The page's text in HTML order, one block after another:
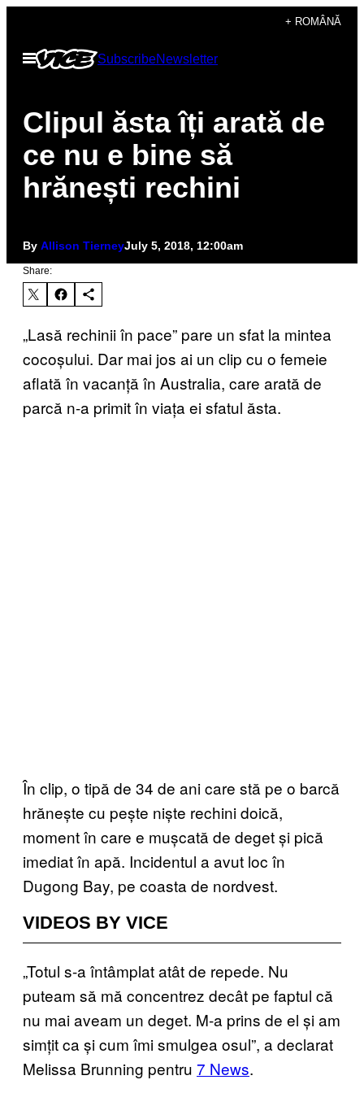
content
+ ROMÂNĂ
Open
Menu
SubscribeNewsletter
Clipul ăsta îți arată de
ce nu e bine să
hrănești rechini
By Allison TierneyJuly 5, 2018, 12:00am
Share:
„Lasă rechinii în pace” pare un sfat la mintea
cocoșului. Dar mai jos ai un clip cu o femeie
aflată în vacanță în Australia, care arată de
parcă n-a primit în viața ei sfatul ăsta.
În clip, o tipă de 34 de ani care stă pe o barcă
hrănește cu pește niște rechini doică,
moment în care e mușcată de deget și pică
imediat în apă. Incidentul a avut loc în
Dugong Bay, pe coasta de nordvest.
VIDEOS BY VICE
„Totul s-a întâmplat atât de repede. Nu
puteam să mă concentrez decât pe faptul că
nu mai aveam un deget. M-a prins de el și am
simțit ca și cum îmi smulgea osul”, a declarat
Melissa Brunning pentru 7 News.